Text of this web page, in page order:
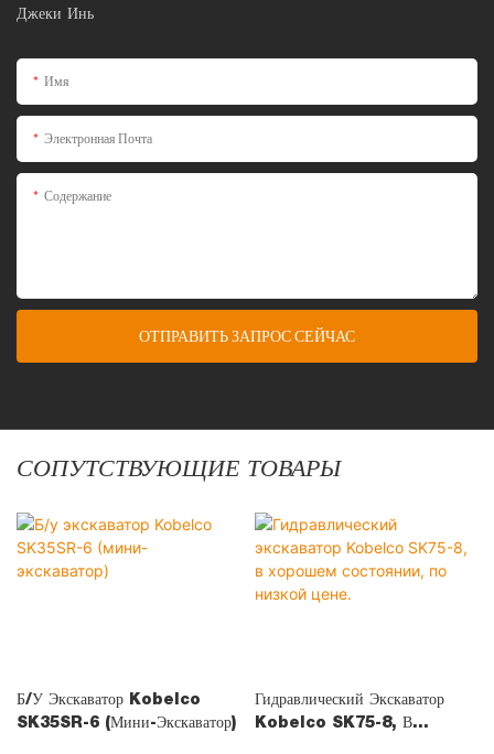
Джеки Инь
Имя
Электронная Почта
Содержание
ОТПРАВИТЬ ЗАПРОС СЕЙЧАС
СОПУТСТВУЮЩИЕ ТОВАРЫ
Б/у Экскаватор Kobelco
SK35SR-6 (мини-Экскаватор)
Гидравлический Экскаватор
Kobelco SK75-8, В